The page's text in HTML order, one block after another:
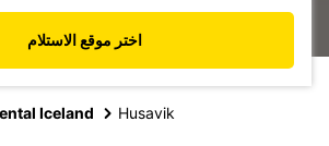
اختر موقع الاستلام
Iceland Husavik